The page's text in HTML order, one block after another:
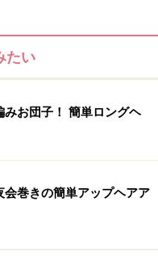
いてから、耳上のライ
アゴムで結びます。顔
たい
お団子！ 簡単ロングヘ
会巻きの簡単アップヘアア